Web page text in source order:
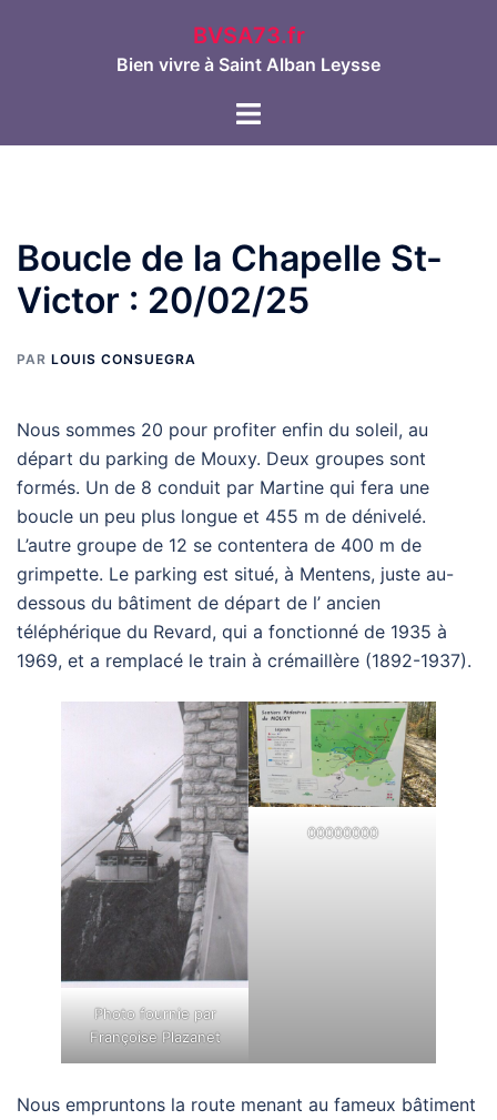
BVSA73.fr
Bien vivre à Saint Alban Leysse
Ouvrir/fermer
Boucle de la Chapelle St-
Victor : 20/02/25
PAR LOUIS CONSUEGRA
Nous sommes 20 pour profiter enfin du soleil, au
départ du parking de Mouxy. Deux groupes sont
formés. Un de 8 conduit par Martine qui fera une
boucle un peu plus longue et 455 m de dénivelé.
L’autre groupe de 12 se contentera de 400 m de
grimpette. Le parking est situé, à Mentens, juste au-
dessous du bâtiment de départ de l’ ancien
téléphérique du Revard, qui a fonctionné de 1935 à
1969, et a remplacé le train à crémaillère (1892-1937).
Photo fournie par
Françoise Plazanet
00000000
Nous empruntons la route menant au fameux bâtiment